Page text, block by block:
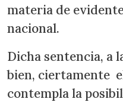
materia de
nacional.
Dicha sentencia, a
bien, ciertamente
contempla la